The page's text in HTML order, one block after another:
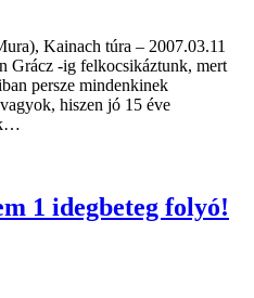
Kainach túra – 2007.03.11
Grácz -ig felkocsikáztunk, mert
persze mindenkinek
hiszen jó 15 éve
1 idegbeteg folyó!